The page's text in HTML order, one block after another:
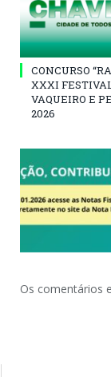
CONCURSO
XXXI
VAQUEIRO E
2026
Os comentários